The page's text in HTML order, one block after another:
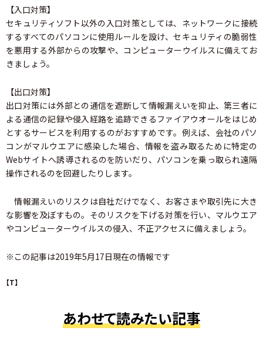
【入口対策】
セキュリティソフト以外の入口対策としては、ネットワークに接続
するすべてのパソコンに使用ルールを設け、セキュリティの脆弱性
を悪用する外部からの攻撃や、コンピューターウイルスに備えてお
きましょう。
【出口対策】
出口対策には外部との通信を遮断して情報漏えいを抑止、第三者に
よる通信の記録や侵入経路を追跡できるファイアウオールをはじめ
とするサービスを利用するのがおすすめです。例えば、会社のパソ
コンがマルウエアに感染した場合、情報を盗み取るために特定の
Webサイトへ誘導されるのを防いだり、パソコンを乗っ取られ遠隔
操作されるのを回避したりします。
情報漏えいのリスクは自社だけでなく、お客さまや取引先に大き
な影響を及ぼすもの。そのリスクを下げる対策を行い、マルウエア
やコンピューターウイルスの侵入、不正アクセスに備えましょう。
※この記事は2019年5月17日現在の情報です
【T】
あわせて読みたい記事